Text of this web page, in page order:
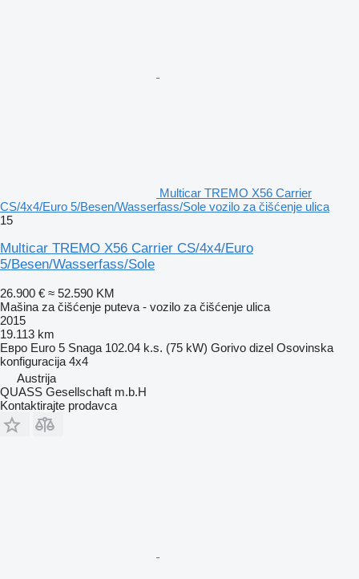
Multicar TREMO X56 Carrier
CS/4x4/Euro 5/Besen/Wasserfass/Sole vozilo za čišćenje ulica
15
Multicar TREMO X56 Carrier CS/4x4/Euro
5/Besen/Wasserfass/Sole
26.900 € ≈ 52.590 KM
Mašina za čišćenje puteva - vozilo za čišćenje ulica
2015
19.113 km
Евро Euro 5 Snaga 102.04 k.s. (75 kW) Gorivo dizel Osovinska
konfiguracija 4x4
Austrija
QUASS Gesellschaft m.b.H
Kontaktirajte prodavca